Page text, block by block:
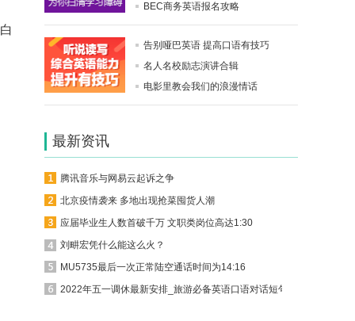
BEC商务英语报名攻略
告别哑巴英语 提高口语有技巧
名人名校励志演讲合辑
电影里教会我们的浪漫情话
最新资讯
腾讯音乐与网易云起诉之争
北京疫情袭来 多地出现抢菜囤货人潮
应届毕业生人数首破千万 文职类岗位高达1:30
刘畊宏凭什么能这么火？
MU5735最后一次正常陆空通话时间为14:16
2022年五一调休最新安排_旅游必备英语口语对话短句